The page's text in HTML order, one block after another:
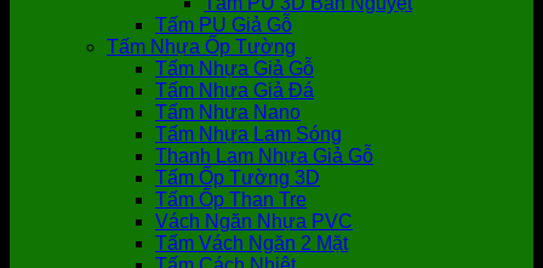
Tấm PU Giả Gỗ
Tấm Nhựa Ốp Tường
Tấm Nhựa Giả Gỗ
Tấm Nhựa Giả Đá
Tấm Nhựa Nano
Tấm Nhựa Lam Sóng
Thanh Lam Nhựa Giả Gỗ
Tấm Ốp Tường 3D
Tấm Ốp Than Tre
Vách Ngăn Nhựa PVC
Tấm Vách Ngăn 2 Mặt